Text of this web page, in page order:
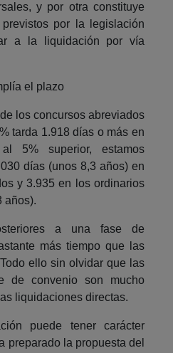
y por otra constituye
por la legislación
a la liquidación por vía
el plazo
los concursos abreviados
tarda 1.918 días o más en
5% superior, estamos
días (unos 8,3 años) en
y 3.935 en los ordinarios
años).
a una fase de
más tiempo que las
ello sin olvidar que las
de convenio son mucho
liquidaciones directas.
puede tener carácter
preparado la propuesta del